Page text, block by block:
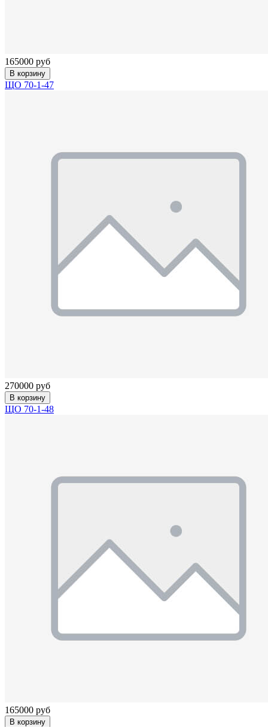
165000 руб
В корзину
ЩО 70-1-47
270000 руб
В корзину
ЩО 70-1-48
165000 руб
В корзину